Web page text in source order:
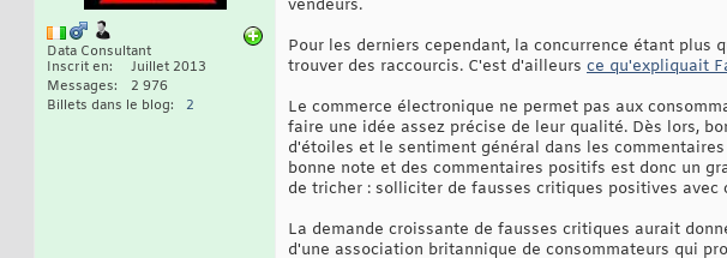
Data Consultant
Inscrit en
Juillet 2013
Messages
2 976
Billets dans le blog
2
vendeurs.
Pour les derniers cependant, la concurrence étant
trouver des raccourcis. C'est d'ailleurs ce qu'expliquait
Le commerce électronique ne permet pas aux
faire une idée assez précise de leur qualité. Dès lors,
d'étoiles et le sentiment général dans les
bonne note et des commentaires positifs est donc un
de tricher : solliciter de fausses critiques positives
La demande croissante de fausses critiques aurait
d'une association britannique de consommateurs qui